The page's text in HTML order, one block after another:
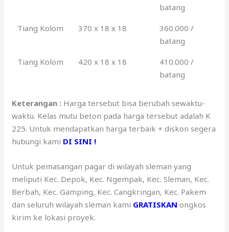
batang
Tiang Kolom 370 x 18 x 18
360.000 /
batang
Tiang Kolom 420 x 18 x 18
410.000 /
batang
Keterangan : Harga tersebut bisa berubah sewaktu-
waktu. Kelas mutu beton pada harga tersebut adalah K
225. Untuk mendapatkan harga terbaik + diskon segera
hubungi kami DI SINI !
Untuk pemasangan pagar di wilayah sleman yang
meliputi Kec. Depok, Kec. Ngempak, Kec. Sleman, Kec.
Berbah, Kec. Gamping, Kec. Cangkringan, Kec. Pakem
dan seluruh wilayah sleman kami GRATISKAN ongkos
kirim ke lokasi proyek.